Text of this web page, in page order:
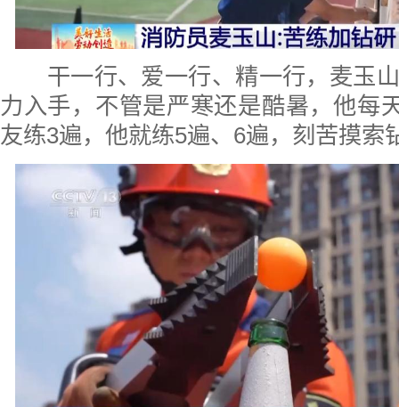
干一行、爱一行、精一行，麦玉山
力入手，不管是严寒还是酷暑，他每
友练3遍，他就练5遍、6遍，刻苦摸索